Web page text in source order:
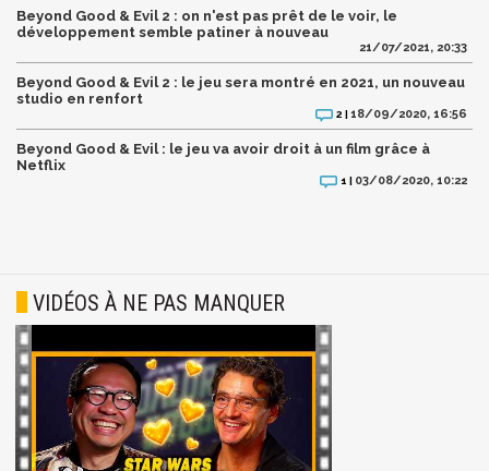
Beyond Good & Evil 2 : on n'est pas prêt de le voir, le
développement semble patiner à nouveau
21/07/2021, 20:33
Beyond Good & Evil 2 : le jeu sera montré en 2021, un nouveau
studio en renfort
2 |18/09/2020, 16:56
Beyond Good & Evil : le jeu va avoir droit à un film grâce à
Netflix
1 | 03/08/2020, 10:22
VIDÉOS À NE PAS MANQUER